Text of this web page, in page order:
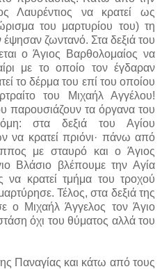
Λαυρέντιος να κρατεί ως
του μαρτυρίου του) τη
ζωντανό. Στα δεξιά του
ο Άγιος Βαρθολομαίος να
με το οποίο τον έγδαραν
το δέρμα του επί του οποίου
του Μιχαήλ Αγγέλου!
παρουσιάζουν τα όργανα του
στα δεξιά του Αγίου
να κρατεί πριόνι· πάνω από
με σταυρό και ο Άγιος
Βλάσιο βλέπουμε την Αγία
να κρατεί τμήμα του τροχού
Τέλος, στα δεξιά της
ο Μιχαήλ Άγγελος τον Άγιο
όχι του θύματος αλλά του
Παναγίας και κάτω από τους